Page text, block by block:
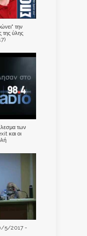
την
της ύλης
των
και οι
5/2017 -